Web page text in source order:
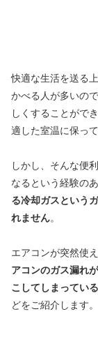
快適な生活を送る
かべる人が多いの
しくすることがで
適した室温に保っ
しかし、そんな便
なるという経験の
る冷却ガスという
れません。
エアコンが突然使
アコンのガス漏れ
こしてしまってい
どをご紹介します。